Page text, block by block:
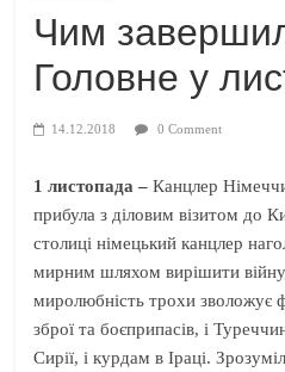
Чим
Головне у
14.12.2018 0 Comment
1 листопада –Канцлер
прибула з діловим візитом до
столиці німецький канцлер
мирним шляхом вирішити
миролюбність трохи
зброї та боєприпасів, і
Сирії, і курдам в Іраці.